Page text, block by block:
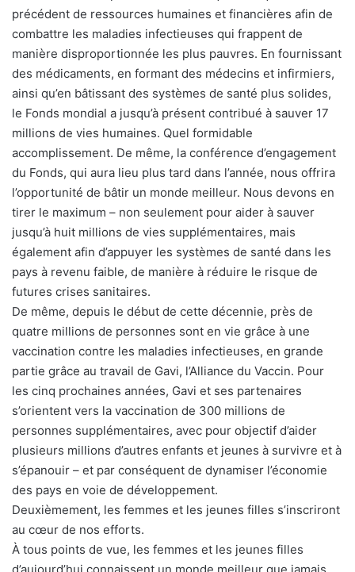
précédent de ressources humaines et financières afin de
combattre les maladies infectieuses qui frappent de
manière disproportionnée les plus pauvres. En fournissant
des médicaments, en formant des médecins et infirmiers,
ainsi qu’en bâtissant des systèmes de santé plus solides,
le Fonds mondial a jusqu’à présent contribué à sauver 17
millions de vies humaines. Quel formidable
accomplissement. De même, la conférence d’engagement
du Fonds, qui aura lieu plus tard dans l’année, nous offrira
l’opportunité de bâtir un monde meilleur. Nous devons en
tirer le maximum – non seulement pour aider à sauver
jusqu’à huit millions de vies supplémentaires, mais
également afin d’appuyer les systèmes de santé dans les
pays à revenu faible, de manière à réduire le risque de
futures crises sanitaires.
De même, depuis le début de cette décennie, près de
quatre millions de personnes sont en vie grâce à une
vaccination contre les maladies infectieuses, en grande
partie grâce au travail de Gavi, l’Alliance du Vaccin. Pour
les cinq prochaines années, Gavi et ses partenaires
s’orientent vers la vaccination de 300 millions de
personnes supplémentaires, avec pour objectif d’aider
plusieurs millions d’autres enfants et jeunes à survivre et à
s’épanouir – et par conséquent de dynamiser l’économie
des pays en voie de développement.
Deuxièmement, les femmes et les jeunes filles s’inscriront
au cœur de nos efforts.
À tous points de vue, les femmes et les jeunes filles